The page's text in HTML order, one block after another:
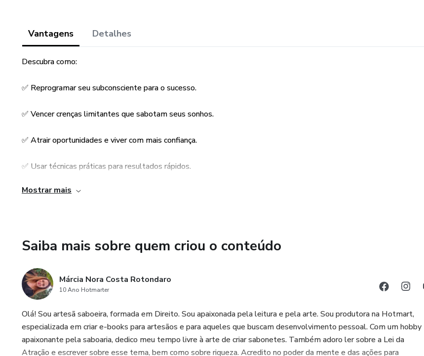
✔️ O que realmente está por trás da Lei da Atração e como utilizá-la de forma eficaz.
✔️ A importância da visualização criativa e como colocá-la em prática.
✔️ Como usar emoções positivas e gratidão para acelerar seus resultados.
✔️ Estratégias para superar obstáculos, manter o foco e criar mudanças duradouras.
✔️ Dicas práticas diárias para alcançar seus objetivos de forma rápida e consistente.
🌟 Está cansado de tentar métodos complicados e pouco eficazes.
Com linguagem simples e acessível, este guia foi feito para qualquer pessoa,
Não deixe a vida passar sem viver o que você realmente merece. Transforme seus sonhos
em realidade agora mesmo!
Vantagens Detalhes
Descubra como:
✅ Reprogramar seu subconsciente para o sucesso.
✅ Vencer crenças limitantes que sabotam seus sonhos.
✅ Atrair oportunidades e viver com mais confiança.
✅ Usar técnicas práticas para resultados rápidos.
Com exercícios diários, exemplos reais e dicas que funcionam, este e-book é perfeito para quem deseja superar
Mostrar mais
Saiba mais sobre quem criou o conteúdo
Márcia Nora Costa Rotondaro
10 Ano Hotmarter
Olá! Sou artesã saboeira, formada em Direito. Sou apaixonada pela leitura e pela arte. Sou produtora na Hotmart,
especializada em criar e-books para artesãos e para aqueles que buscam desenvolvimento pessoal. Com um hobby
apaixonante pela saboaria, dedico meu tempo livre à arte de criar sabonetes. Também adoro ler sobre a Lei da
Atração e escrever sobre esse tema, bem como sobre riqueza. Acredito no poder da mente e das ações para